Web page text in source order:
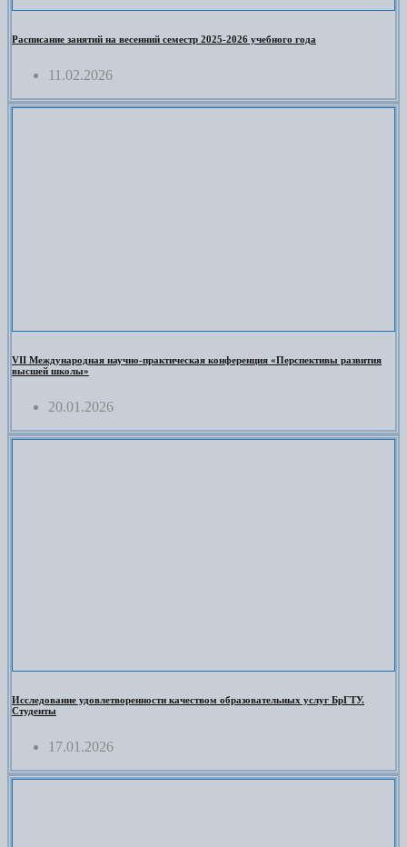
Расписание занятий на весенний семестр 2025-2026 учебного года
11.02.2026
VII Международная научно-практическая конференция «Перспективы развития
высшей школы»
20.01.2026
Исследование удовлетворенности качеством образовательных услуг БрГТУ.
Студенты
17.01.2026